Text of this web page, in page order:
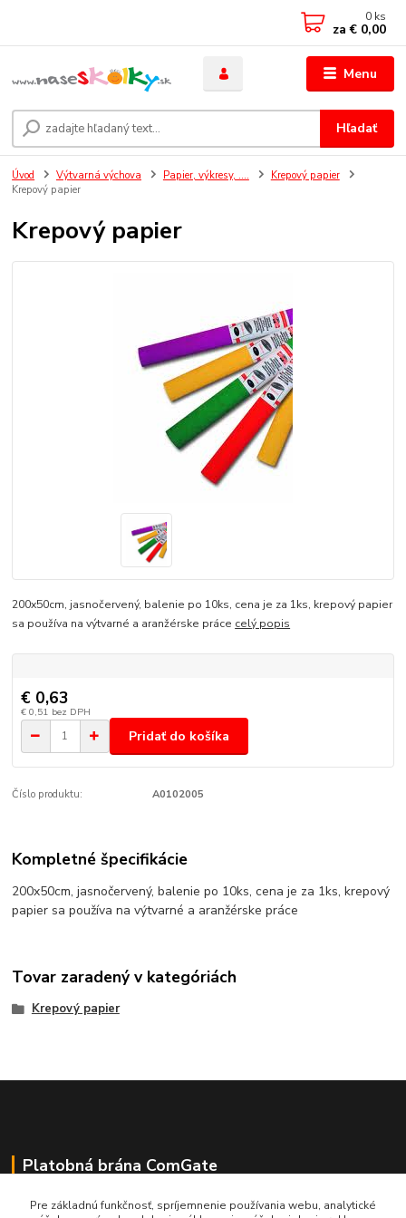
Menu
Hľadať
0 ks
za € 0,00
Úvod Výtvarná výchova Papier, výkresy, ....
Krepový papier
Krepový papier
Krepový papier
200x50cm, jasnočervený, balenie po 10ks, cena je za 1ks, krepový papier
sa používa na výtvarné a aranžérske práce celý popis
€ 0,63
€ 0,51 bez DPH
Pridať do košíka
Číslo produktu: A0102005
Kompletné špecifikácie
200x50cm, jasnočervený, balenie po 10ks, cena je za 1ks, krepový
papier sa používa na výtvarné a aranžérske práce
Tovar zaradený v kategóriách
Krepový papier
Platobná brána ComGate
Pre základnú funkčnosť, spríjemnenie používania webu, analytické